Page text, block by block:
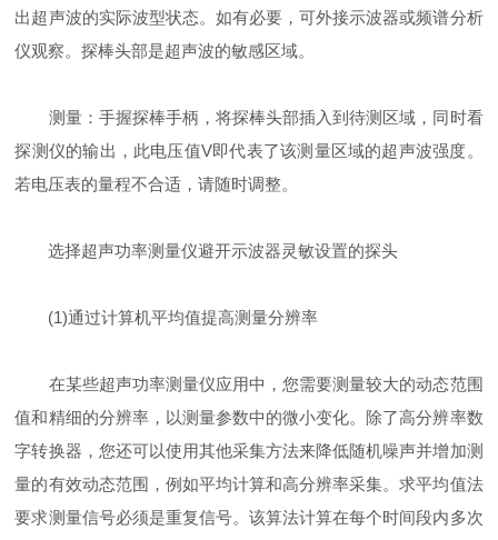
出超声波的实际波型状态。如有必要，可外接示波器或频谱分析
仪观察。探棒头部是超声波的敏感区域。
测量：手握探棒手柄，将探棒头部插入到待测区域，同时看
探测仪的输出，此电压值V即代表了该测量区域的超声波强度。
若电压表的量程不合适，请随时调整。
选择超声功率测量仪避开示波器灵敏设置的探头
(1)通过计算机平均值提高测量分辨率
在某些超声功率测量仪应用中，您需要测量较大的动态范围
值和精细的分辨率，以测量参数中的微小变化。除了高分辨率数
字转换器，您还可以使用其他采集方法来降低随机噪声并增加测
量的有效动态范围，例如平均计算和高分辨率采集。求平均值法
要求测量信号必须是重复信号。该算法计算在每个时间段内多次